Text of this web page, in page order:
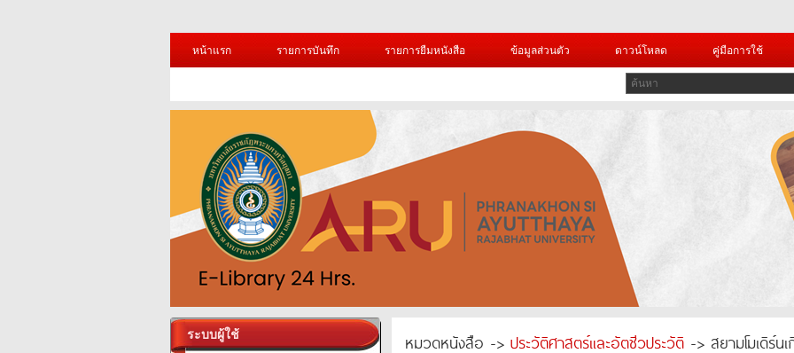
หน้าแรก
รายการบันทึก รายการยืมหนังสือ ข้อมูลส่วนตัว ดาวน์โหลด คู่มือการใช้
ระบบผู้ใช้ หมวดหนังสือ -> ประวัติศาสตร์และอัตชีวประวัติ -> สยามโมเดิร์นเ